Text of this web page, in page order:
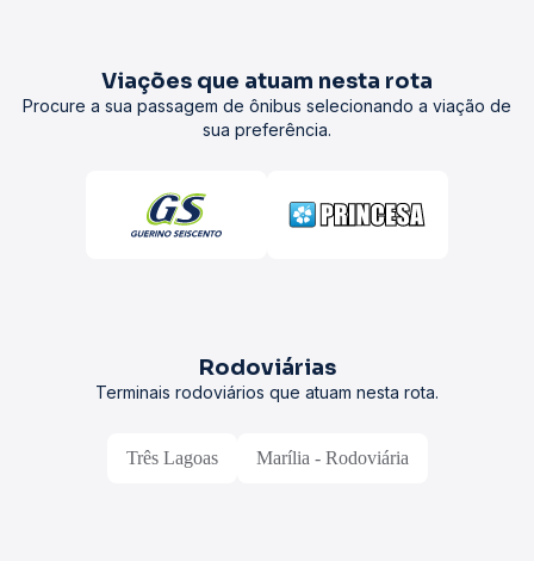
Viações que atuam nesta rota
Procure a sua passagem de ônibus selecionando a viação de
sua preferência.
Rodoviárias
Terminais rodoviários que atuam nesta rota.
Três Lagoas Marília - Rodoviária